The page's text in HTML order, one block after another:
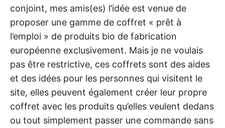
conjoint, mes amis(es) l’idée est venue de
proposer une gamme de coffret « prêt à
l’emploi » de produits bio de fabrication
européenne exclusivement. Mais je ne voulais
pas être restrictive, ces coffrets sont des aides
et des idées pour les personnes qui visitent le
site, elles peuvent également créer leur propre
coffret avec les produits qu’elles veulent dedans
ou tout simplement passer une commande sans